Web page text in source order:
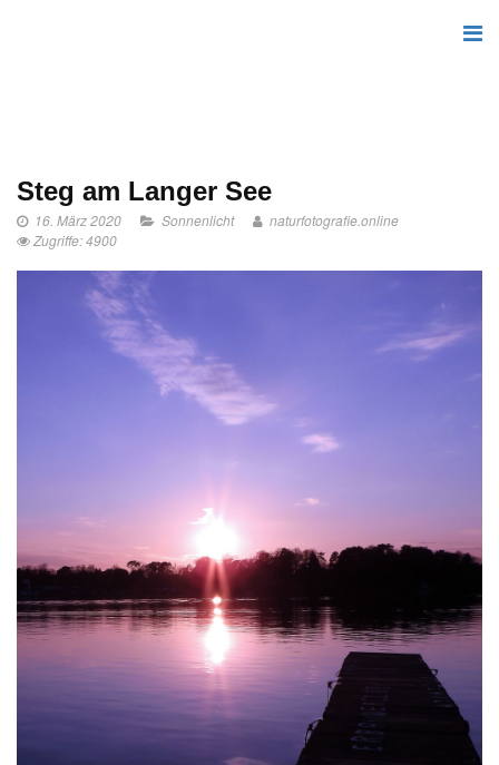
Steg am Langer See
16. März 2020 Sonnenlicht
naturfotografie.online
Zugriffe: 4900